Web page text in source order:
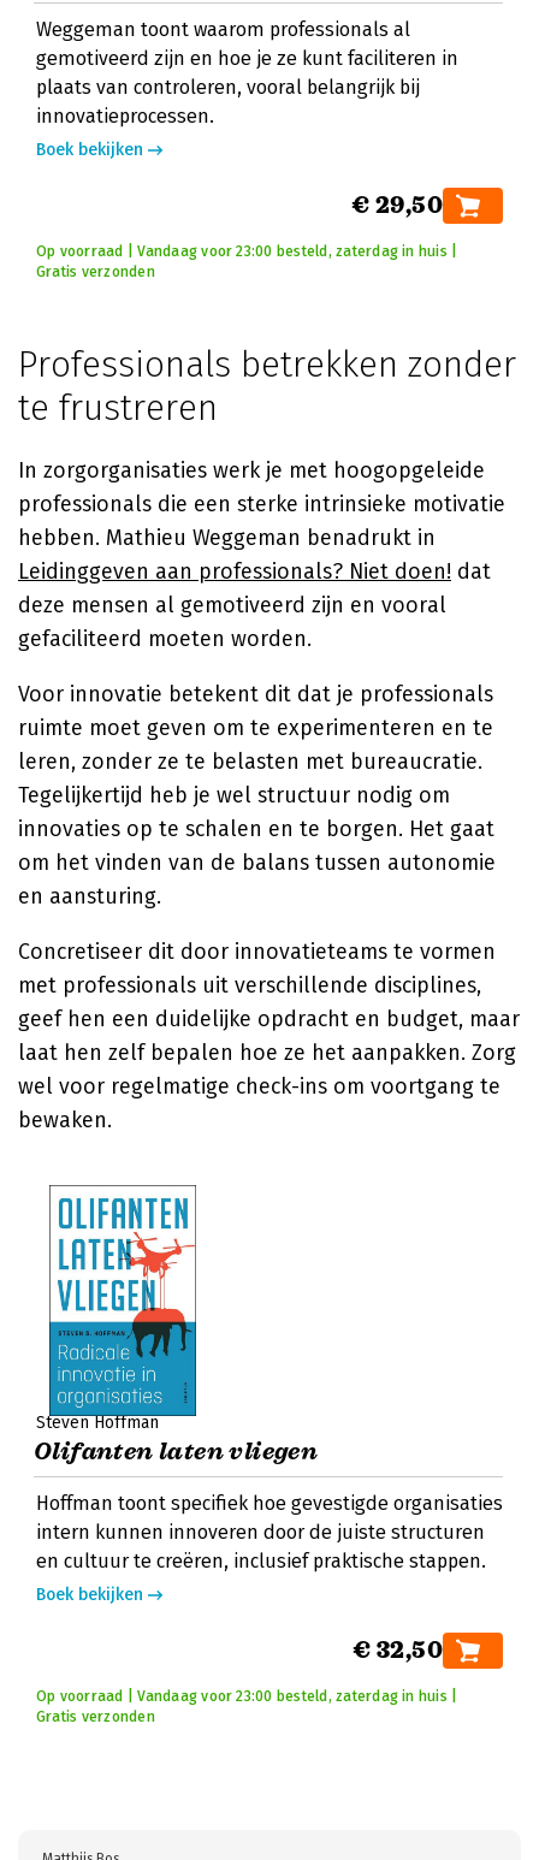
Weggeman toont waarom professionals al
gemotiveerd zijn en hoe je ze kunt faciliteren in
plaats van controleren, vooral belangrijk bij
innovatieprocessen.
Boek bekijken
€ 29,50
Op voorraad | Vandaag voor 23:00 besteld, zaterdag in huis |
Gratis verzonden
Professionals betrekken zonder
te frustreren
In zorgorganisaties werk je met hoogopgeleide
professionals die een sterke intrinsieke motivatie
hebben. Mathieu Weggeman benadrukt in
Leidinggeven aan professionals? Niet doen! dat
deze mensen al gemotiveerd zijn en vooral
gefaciliteerd moeten worden.
Voor innovatie betekent dit dat je professionals
ruimte moet geven om te experimenteren en te
leren, zonder ze te belasten met bureaucratie.
Tegelijkertijd heb je wel structuur nodig om
innovaties op te schalen en te borgen. Het gaat
om het vinden van de balans tussen autonomie
en aansturing.
Concretiseer dit door innovatieteams te vormen
met professionals uit verschillende disciplines,
geef hen een duidelijke opdracht en budget, maar
laat hen zelf bepalen hoe ze het aanpakken. Zorg
wel voor regelmatige check-ins om voortgang te
bewaken.
Steven Hoffman
Olifanten laten vliegen
Hoffman toont specifiek hoe gevestigde organisaties
intern kunnen innoveren door de juiste structuren
en cultuur te creëren, inclusief praktische stappen.
Boek bekijken
€ 32,50
Op voorraad | Vandaag voor 23:00 besteld, zaterdag in huis |
Gratis verzonden